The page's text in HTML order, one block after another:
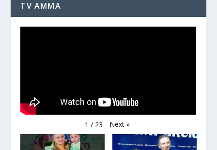
TV AMMA
1 / 23 Next »